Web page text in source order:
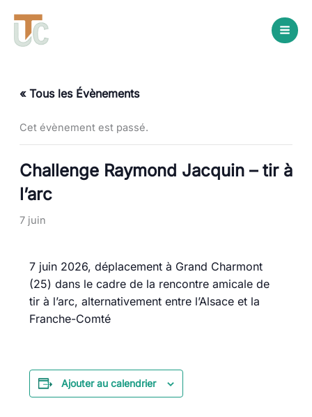
contenu
« Tous les Évènements
Cet évènement est passé.
Challenge Raymond Jacquin – tir à
l’arc
7 juin
7 juin 2026, déplacement à Grand Charmont
(25) dans le cadre de la rencontre amicale de
tir à l’arc, alternativement entre l’Alsace et la
Franche-Comté
Ajouter au calendrier